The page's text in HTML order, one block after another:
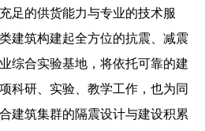
足的供货能力与专业的技术服
建筑构建起全方位的抗震、减震
综合实验基地，将依托可靠的建
科研、实验、教学工作，也为同
建筑集群的隔震设计与建设积累